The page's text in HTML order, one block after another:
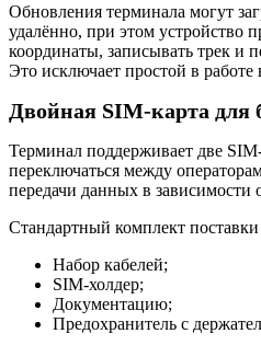
Обновления терминала могут
удалённо, при этом устройство
координаты, записывать трек и
Это исключает простой в работе
Двойная SIM-карта для
Терминал поддерживает две
переключаться между
передачи данных в зависимости
Стандартный комплект
Набор кабелей;
SIM-холдер;
Документацию;
Предохранитель с